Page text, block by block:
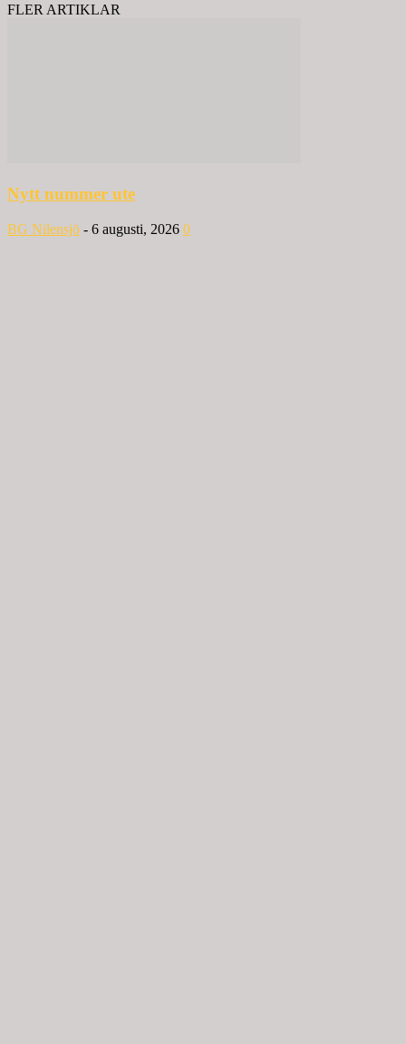
FLER ARTIKLAR
Nytt nummer ute
BG Nilensjö - 6 augusti, 2026 0